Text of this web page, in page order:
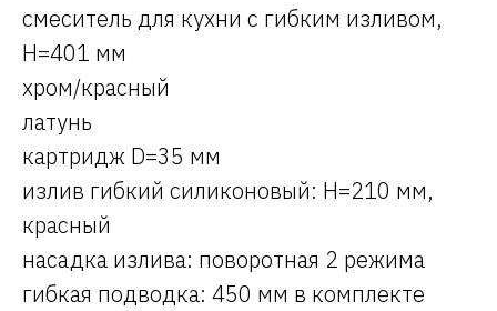
смеситель для кухни с гибким изливом,
H=401 мм
хром/красный
латунь
картридж D=35 мм
излив гибкий силиконовый: H=210 мм,
красный
насадка излива: поворотная 2 режима
гибкая подводка: 450 мм в комплекте